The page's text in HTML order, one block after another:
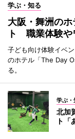
学ぶ・知る
大阪・舞洲の
ト 職業体験や
子ども向け体験イベ
のホテル「The Day
る。
学ぶ・
北加
ト「